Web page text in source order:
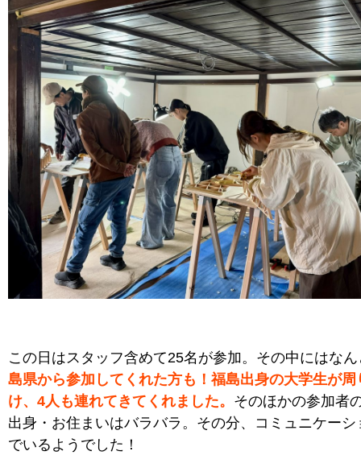
この日はスタッフ含めて25名が参加。その中にはなん
島県から参加してくれた方も！福島出身の大学生が周
け、4人も連れてきてくれました。 そのほかの参加者
出身・お住まいはバラバラ。その分、コミュニケーシ
でいるようでした！